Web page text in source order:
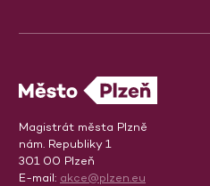
Magistrát města Plzně
nám. Republiky 1
301 00 Plzeň
E-mail: akce@plzen.eu